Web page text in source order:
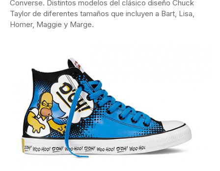
Converse. Distintos modelos del clásico diseño Chuck
Taylor de diferentes tamaños que incluyen a Bart, Lisa,
Homer, Maggie y Marge.